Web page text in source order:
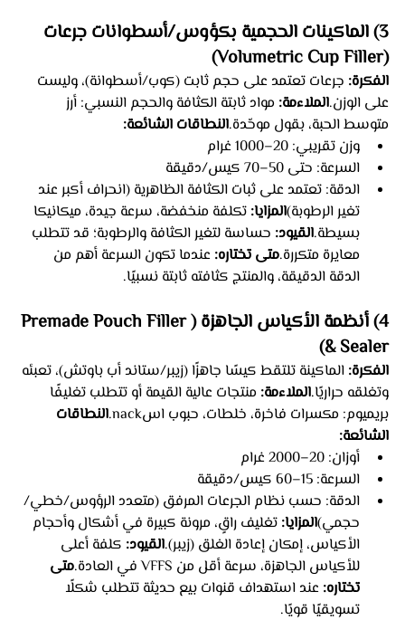
3) الماكينات الحجمية بكؤوس/أسطوانات جرعات
(Volumetric Cup Filler)
الفكرة: جرعات تعتمد على حجم ثابت (كوب/أسطوانة)، وليست
على الوزن.الملاءمة: مواد ثابتة الكثافة والحجم النسبي: أرز
متوسط الحبة، بقول موحّدة.النطاقات الشائعة:
وزن تقريبي: 20–1000 غرام
السرعة: حتى 50–70 كيس/دقيقة
الدقة: تعتمد على ثبات الكثافة الظاهرية (انحراف أكبر عند
تغير الرطوبة)المزايا: تكلفة منخفضة، سرعة جيدة، ميكانيكا
بسيطة.القيود: حساسة لتغير الكثافة والرطوبة؛ قد تتطلب
معايرة متكررة.متى تختاره: عندما تكون السرعة أهم من
الدقة الدقيقة، والمنتج كثافته ثابتة نسبيًا.
4) أنظمة الأكياس الجاهزة (Premade Pouch Filler
& Sealer)
الفكرة: الماكينة تلتقط كيسًا جاهزًا (زيبر/ستاند أب باوتش)، تعبئه
وتغلقه حراريًا.الملاءمة: منتجات عالية القيمة أو تتطلب تغليفًا
بريميوم: مكسرات فاخرة، خلطات، حبوب اسnack.
النطاقات
الشائعة:
أوزان: 20–2000 غرام
السرعة: 15–60 كيس/دقيقة
الدقة: حسب نظام الجرعات المرفق (متعدد الرؤوس/خطي/
حجمي)المزايا: تغليف راقٍ، مرونة كبيرة في أشكال وأحجام
الأكياس، إمكان إعادة الغلق (زيبر).القيود: كلفة أعلى
للأكياس الجاهزة، سرعة أقل من VFFS في العادة.
متى
تختاره: عند استهداف قنوات بيع حديثة تتطلب شكلًا
تسويقيًا قويًا.